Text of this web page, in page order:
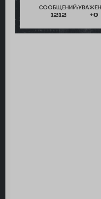
СООБЩЕНИЙ:
1212 +0